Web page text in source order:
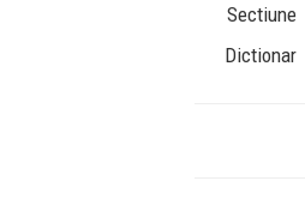
Sectiune
Dictionar